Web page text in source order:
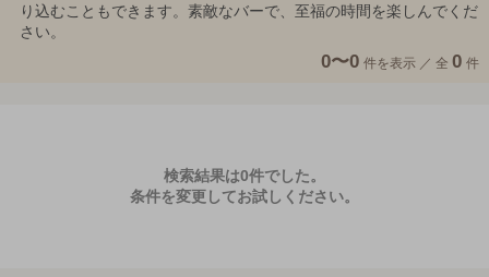
り込むこともできます。素敵なバーで、至福の時間を楽しんでくだ
さい。
0〜0 件を表示 ／ 全 0 件
検索結果は0件でした。
条件を変更してお試しください。